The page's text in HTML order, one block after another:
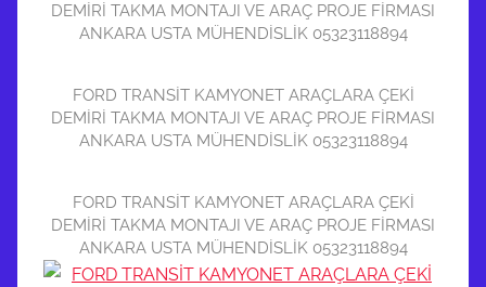
DEMİRİ TAKMA MONTAJI VE ARAÇ PROJE FİRMASI
ANKARA USTA MÜHENDİSLİK 05323118894
FORD TRANSİT KAMYONET ARAÇLARA ÇEKİ
DEMİRİ TAKMA MONTAJI VE ARAÇ PROJE FİRMASI
ANKARA USTA MÜHENDİSLİK 05323118894
FORD TRANSİT KAMYONET ARAÇLARA ÇEKİ
DEMİRİ TAKMA MONTAJI VE ARAÇ PROJE FİRMASI
ANKARA USTA MÜHENDİSLİK 05323118894